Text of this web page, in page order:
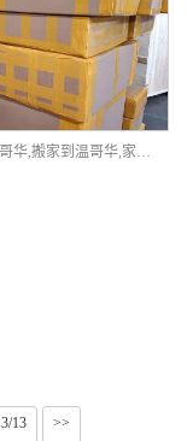
海运到温哥华,搬家到温哥华,家具海运到温哥华-鑫天天国际物流
3/13 >>